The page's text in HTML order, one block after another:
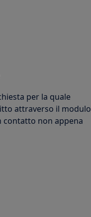
per la quale
attraverso il modulo
contatto non appena